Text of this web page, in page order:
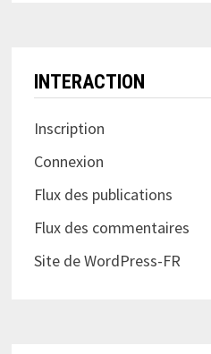
INTERACTION
Inscription
Connexion
Flux des publications
Flux des commentaires
Site de WordPress-FR